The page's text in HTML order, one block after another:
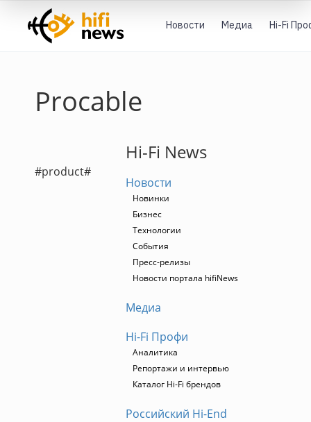
Новости Медиа Hi-Fi
Procable
#product#
Hi-Fi News
Новости
Новинки
Бизнес
Технологии
События
Пресс-релизы
Новости портала hifiNews
Медиа
Hi-Fi Профи
Аналитика
Репортажи и интервью
Каталог Hi-Fi брендов
Российский Hi-End